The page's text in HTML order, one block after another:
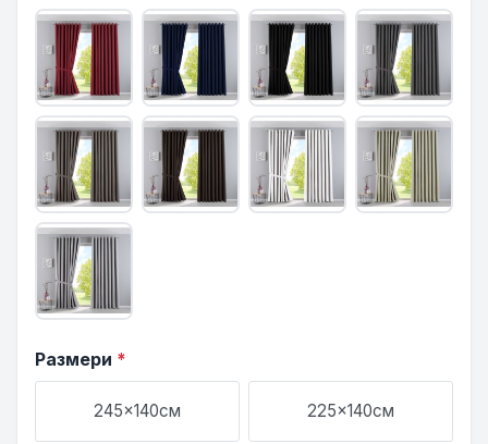
Размери *
245x140см 225x140см